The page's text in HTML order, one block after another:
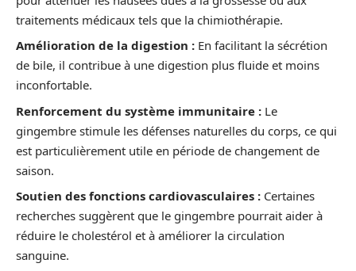
traitements médicaux tels que la chimiothérapie.
Amélioration de la digestion : En facilitant la sécrétion
de bile, il contribue à une digestion plus fluide et moins
inconfortable.
Renforcement du système immunitaire : Le
gingembre stimule les défenses naturelles du corps, ce qui
est particulièrement utile en période de changement de
saison.
Soutien des fonctions cardiovasculaires : Certaines
recherches suggèrent que le gingembre pourrait aider à
réduire le cholestérol et à améliorer la circulation
sanguine.